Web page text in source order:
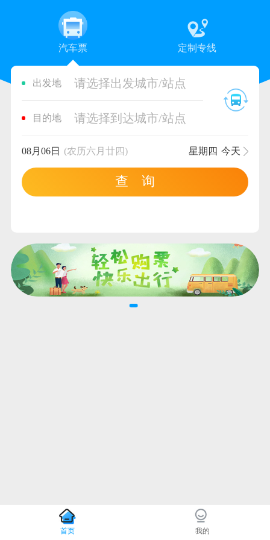
汽车票 定制专线
出发地 请选择出发城市/站点
目的地 请选择到达城市/站点
08月06日 (农历六月廿四) 星期四 今天
查 询
首页 我的